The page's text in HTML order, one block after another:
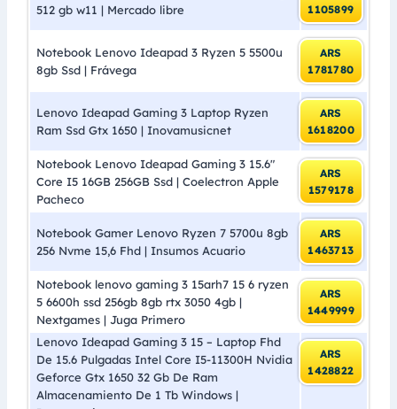
512 gb w11 | Mercado libre
1105899
Notebook Lenovo Ideapad 3 Ryzen 5 5500u
8gb Ssd | Frávega
ARS
1781780
Lenovo Ideapad Gaming 3 Laptop Ryzen
Ram Ssd Gtx 1650 | Inovamusicnet
ARS
1618200
Notebook Lenovo Ideapad Gaming 3 15.6″
Core I5 16GB 256GB Ssd | Coelectron Apple
Pacheco
ARS
1579178
Notebook Gamer Lenovo Ryzen 7 5700u 8gb
256 Nvme 15,6 Fhd | Insumos Acuario
ARS
1463713
Notebook lenovo gaming 3 15arh7 15 6 ryzen
5 6600h ssd 256gb 8gb rtx 3050 4gb |
Nextgames | Juga Primero
ARS
1449999
Lenovo Ideapad Gaming 3 15 – Laptop Fhd
De 15.6 Pulgadas Intel Core I5-11300H Nvidia
Geforce Gtx 1650 32 Gb De Ram
Almacenamiento De 1 Tb Windows |
ARS
1428822